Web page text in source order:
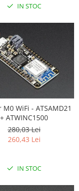
IN STOC
M0 WiFi - ATSAMD21
+ ATWINC1500
280,03 Lei
260,43 Lei
IN STOC